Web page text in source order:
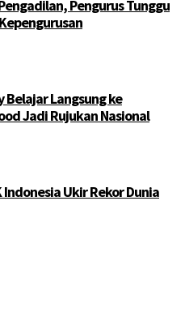
Pengurus Tunggu
Langsung ke
Jadi Rujukan Nasional
Indonesia Ukir Rekor Dunia